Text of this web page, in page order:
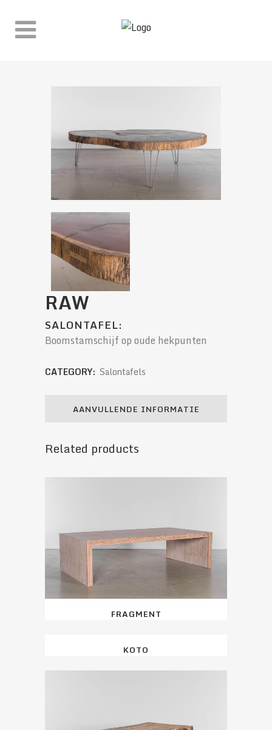
RAW
SALONTAFEL:
Boomstamschijf op oude hekpunten
CATEGORY: Salontafels
AANVULLENDE INFORMATIE
Related products
FRAGMENT
KOTO